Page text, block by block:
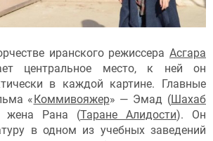
иранского режиссера Асгара
центральное место, к ней он
в каждой картине. Главные
«Коммивояжер» — Эмад (Шахаб
жена Рана (Таране Алидости). Он
в одном из учебных заведений